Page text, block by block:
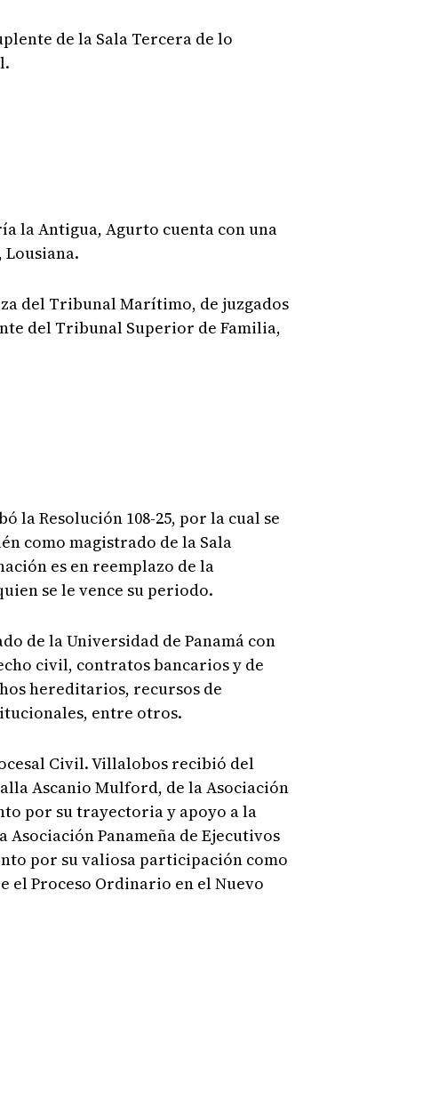
de la Sala Tercera de lo
la Antigua, Agurto cuenta con una
del Tribunal Marítimo, de juzgados
del Tribunal Superior de Familia,
la Resolución 108-25, por la cual se
como magistrado de la Sala
es en reemplazo de la
se le vence su periodo.
de la Universidad de Panamá con
civil, contratos bancarios y de
hereditarios, recursos de
entre otros.
Civil. Villalobos recibió del
Ascanio Mulford, de la Asociación
por su trayectoria y apoyo a la
Panameña de Ejecutivos
por su valiosa participación como
el Proceso Ordinario en el Nuevo